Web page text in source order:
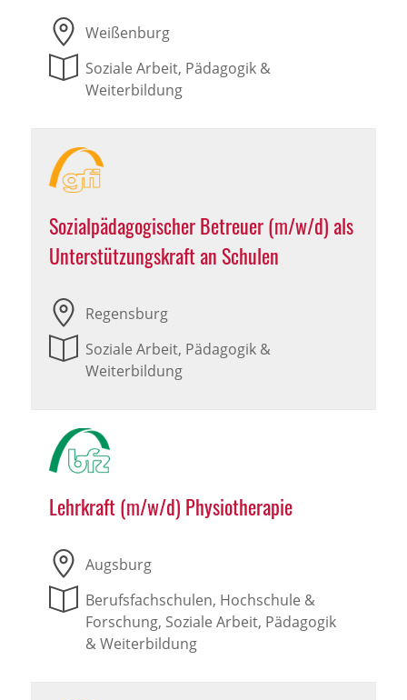
Weißenburg
Soziale Arbeit, Pädagogik &
Weiterbildung
Sozialpädagogischer Betreuer (m/w/d) als
Unterstützungskraft an Schulen
Regensburg
Soziale Arbeit, Pädagogik &
Weiterbildung
Lehrkraft (m/w/d) Physiotherapie
Augsburg
Berufsfachschulen, Hochschule &
Forschung, Soziale Arbeit, Pädagogik
& Weiterbildung